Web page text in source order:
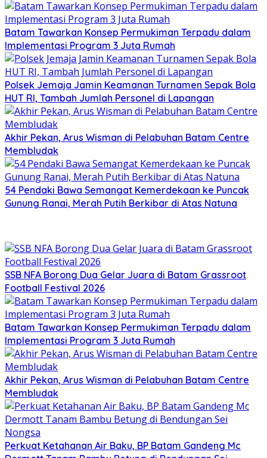
Batam Tawarkan Konsep Permukiman Terpadu dalam
Implementasi Program 3 Juta Rumah
Polsek Jemaja Jamin Keamanan Turnamen Sepak Bola
HUT RI, Tambah Jumlah Personel di Lapangan
Akhir Pekan, Arus Wisman di Pelabuhan Batam Centre
Membludak
54 Pendaki Bawa Semangat Kemerdekaan ke Puncak
Gunung Ranai, Merah Putih Berkibar di Atas Natuna
SSB NFA Borong Dua Gelar Juara di Batam Grassroot
Football Festival 2026
Batam Tawarkan Konsep Permukiman Terpadu dalam
Implementasi Program 3 Juta Rumah
Akhir Pekan, Arus Wisman di Pelabuhan Batam Centre
Membludak
Perkuat Ketahanan Air Baku, BP Batam Gandeng Mc